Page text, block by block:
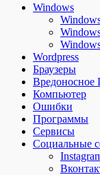
Windows
Wordpress
Браузеры
Компьютер
Ошибки
Программы
Сервисы
Социальные